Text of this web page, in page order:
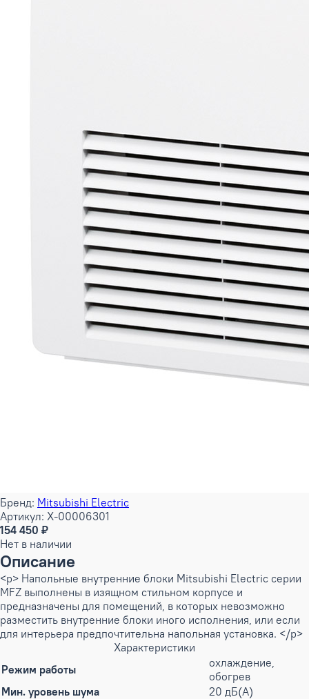
Бренд: Mitsubishi Electric
Артикул: X-00006301
154 450 ₽
Нет в наличии
Описание
<p> Напольные внутренние блоки Mitsubishi Electric серии
MFZ выполнены в изящном стильном корпусе и
предназначены для помещений, в которых невозможно
разместить внутренние блоки иного исполнения, или если
для интерьера предпочтительна напольная установка. </p>
Характеристики
Режим работы
охлаждение,
обогрев
Мин. уровень шума
20 дБ(А)